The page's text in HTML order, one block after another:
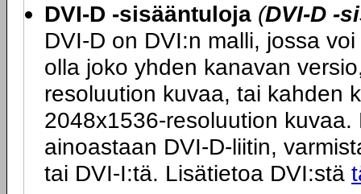
DVI-D -sisääntuloja (DVI-D -
DVI-D on DVI:n malli, jossa
olla joko yhden kanavan
resoluution kuvaa, tai kahden
2048x1536-resoluution
ainoastaan DVI-D-liitin,
tai DVI-I:tä. Lisätietoa DVI:stä